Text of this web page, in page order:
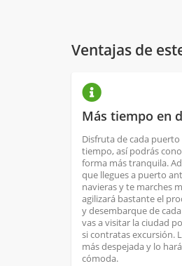
Ventajas de
Más tiempo en
Disfruta de cada
tiempo, así podrás
forma más tranquila.
que llegues a puerto
navieras y te marches
agilizará bastante el
y desembarque de
vas a visitar la ciudad
si contratas excursión.
más despejada y lo
cómoda.